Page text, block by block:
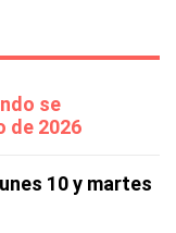
se
de 2026
10 y martes